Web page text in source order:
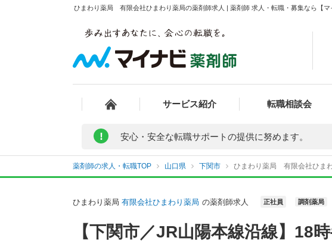
ひまわり薬局 有限会社ひまわり薬局の薬剤師求人 | 薬剤師 求人・転職・募集なら【マ
サービス紹介 転職相談会
! 安心・安全な転職サポートの提供に努めます。
薬剤師の求人・転職TOP 山口県 下関市 ひまわり薬局 有限会社ひま
ひまわり薬局 有限会社ひまわり薬局 の薬剤師求人 正社員 調剤薬局
【下関市／JR山陽本線沿線】18